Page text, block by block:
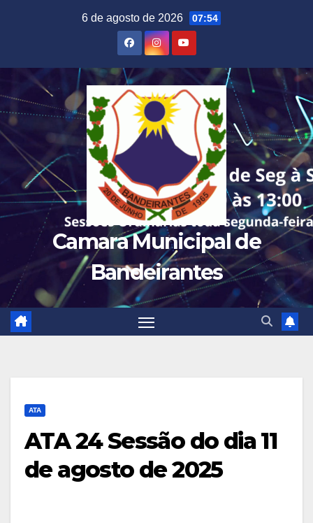
6 de agosto de 2026 07:54
Camara Municipal de
Bandeirantes
ATA
ATA 24 Sessão do dia 11
de agosto de 2025